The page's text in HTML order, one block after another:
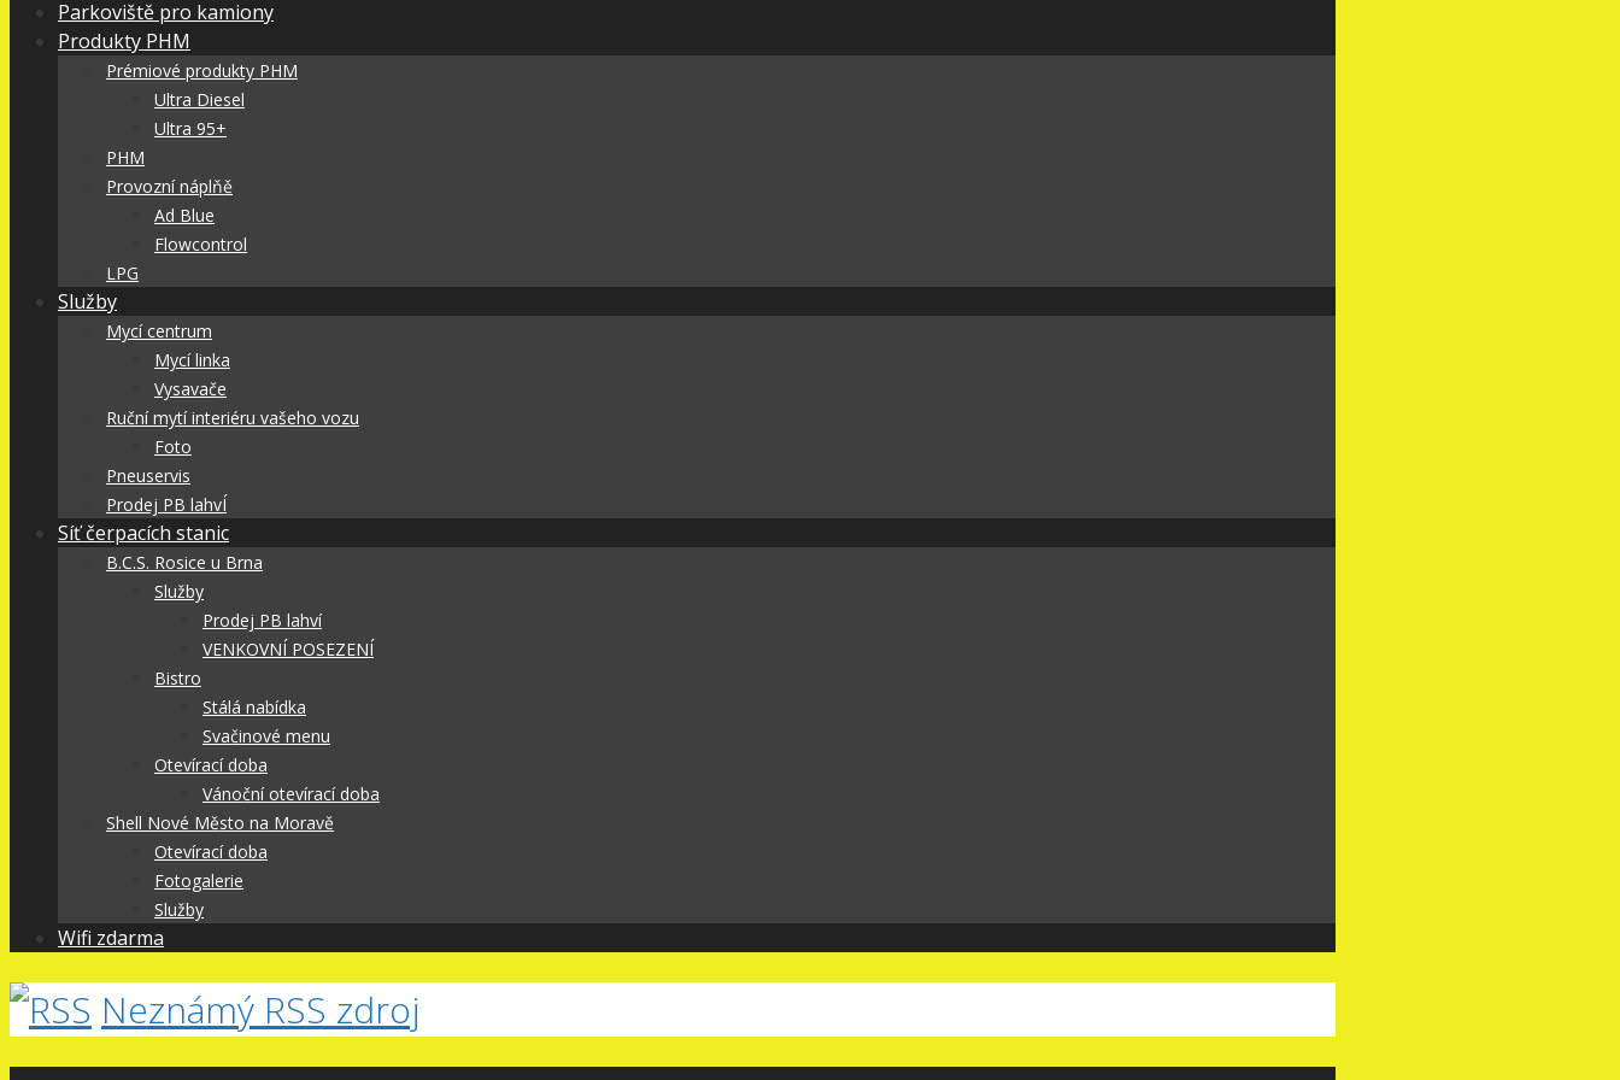
Parkoviště pro kamiony
Produkty PHM
Prémiové produkty PHM
Ultra Diesel
Ultra 95+
PHM
Provozní náplňě
Ad Blue
Flowcontrol
LPG
Služby
Mycí centrum
Mycí linka
Vysavače
Ruční mytí interiéru vašeho vozu
Foto
Pneuservis
Prodej PB lahvÍ
Síť čerpacích stanic
B.C.S. Rosice u Brna
Služby
Prodej PB lahví
VENKOVNÍ POSEZENÍ
Bistro
Stálá nabídka
Svačinové menu
Otevírací doba
Vánoční otevírací doba
Shell Nové Město na Moravě
Otevírací doba
Fotogalerie
Služby
Wifi zdarma
Neznámý RSS zdroj